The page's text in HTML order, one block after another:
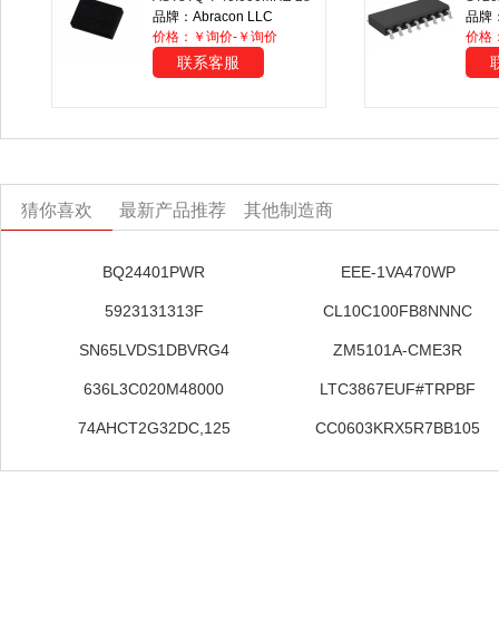
品牌：Abracon LLC
价格：￥询价-￥询价
联系客服
品牌
价格
猜你喜欢 最新产品推荐 其他制造商
BQ24401PWR EEE-1VA470WP
5923131313F CL10C100FB8NNNC
SN65LVDS1DBVRG4 ZM5101A-CME3R
636L3C020M48000 LTC3867EUF#TRPBF
74AHCT2G32DC,125 CC0603KRX5R7BB105